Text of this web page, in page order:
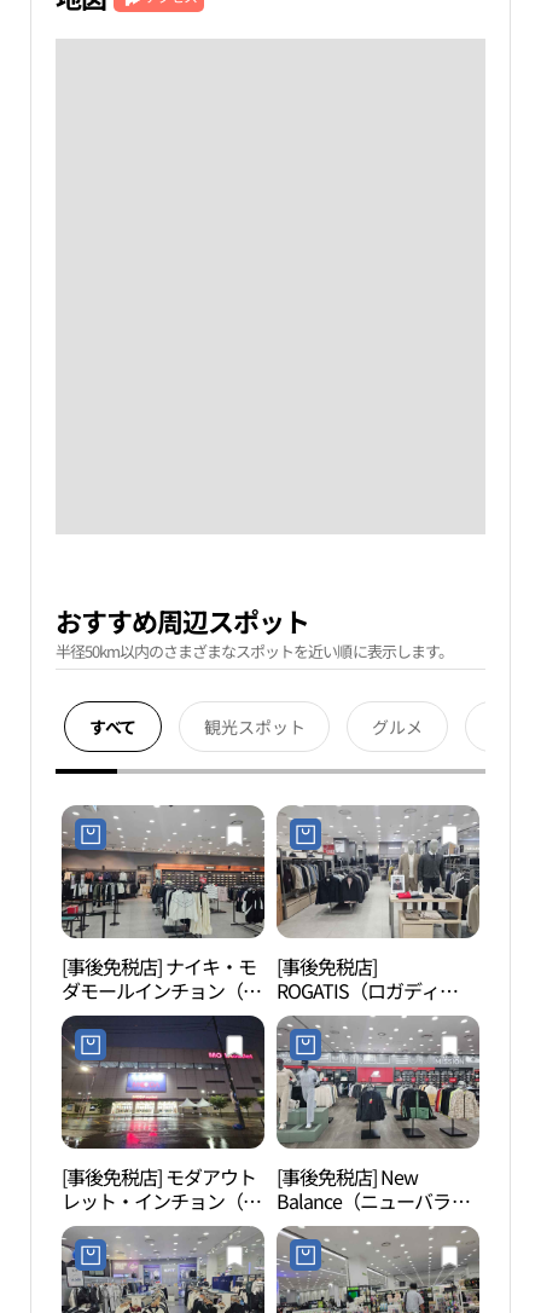
おすすめ周辺スポット
半径50km以内のさまざまなスポットを近い順に表示します。
すべて 観光スポット グルメ
[事後免税店] ナイキ・モ
ダモールインチョン（仁
川）(나이키 모다아울렛
인천점)
[事後免税店]
ROGATIS（ロガディ
ス）・モダアウトレット
インチョン（仁川）店
(로가디스 모다아울렛 인
천점)
[事後免税店] モダアウト
レット・インチョン（仁
川）店(모다아울렛 인천
점)
[事後免税店] New
Balance（ニューバラン
ス）・モダアウトレット
インチョン（仁川）店
(뉴발란스 모다아울렛 인
천점)